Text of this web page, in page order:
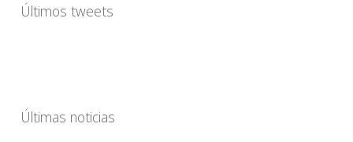
Últimos tweets
Últimas noticias